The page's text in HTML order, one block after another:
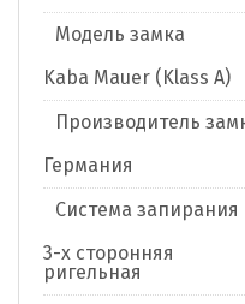
Модель замка
Kaba Mauer (Klass A)
Производитель
Германия
Система запирания
3-х сторонняя
ригельная